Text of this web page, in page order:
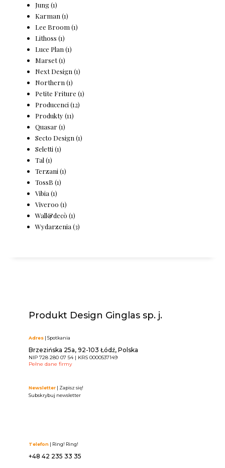
Jung(1)
Karman (1)
Lee Broom (1)
Lithoss (1)
Luce Plan (1)
Marset(1)
Next Design (1)
Northern (1)
Petite Friture (1)
Producenci (12)
Produkty(11)
Quasar(1)
Secto Design (1)
Seletti (1)
Tal (1)
Terzani (1)
TossB (1)
Vibia (1)
Viveroo (1)
Wall&decò (1)
Wydarzenia (3)
Produkt Design Ginglas sp. j.
Adres| Spotkania
Brzezińska 25a, 92-103 Łódź, Polska
NIP 728 280 07 54 | KRS 0000537149
Pełne dane firmy
Newsletter| Zapisz się!
Subskrybuj newsletter
Telefon| Ring! Ring!
+48 42 235 33 35